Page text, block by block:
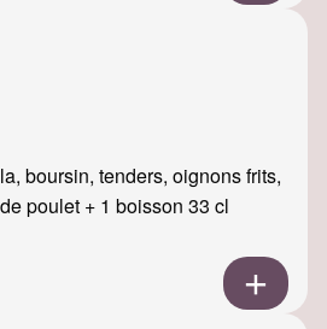
boursin, tenders, oignons frits,
poulet + 1 boisson 33 cl